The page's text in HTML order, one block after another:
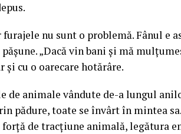
nu sunt o problemă. Fânul e
„Dacă vin bani și mă
și cu o oarecare hotărâre.
animale vândute de-a lungul
pădure, toate se învârt în mintea
de tracțiune animală, legătura